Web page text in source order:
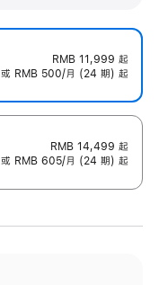
RMB 11,999 起
或 RMB 500/月 (24 期) 起
RMB 14,499 起
或 RMB 605/月 (24 期) 起